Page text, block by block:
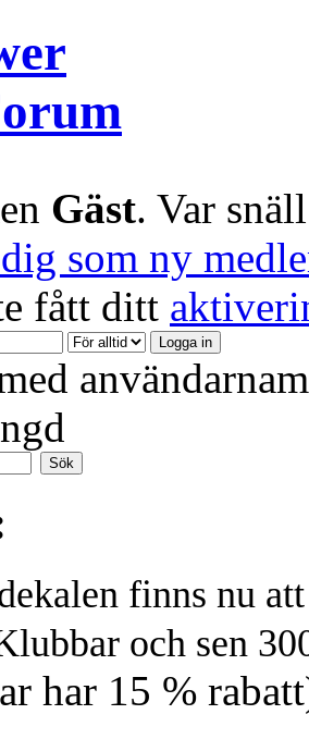
Gäst. Var
som ny
fått ditt
finns nu
och sen
har 15 %